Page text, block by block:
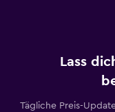
Lass
Tägliche Preis-